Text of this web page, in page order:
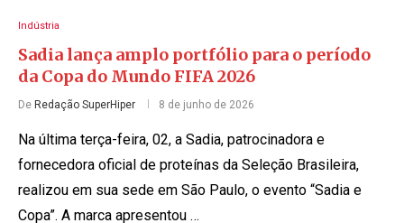
Indústria
Sadia lança amplo portfólio para o período
da Copa do Mundo FIFA 2026
De Redação SuperHiper 8 de junho de 2026
Na última terça-feira, 02, a Sadia, patrocinadora e
fornecedora oficial de proteínas da Seleção Brasileira,
realizou em sua sede em São Paulo, o evento “Sadia e
Copa”. A marca apresentou …